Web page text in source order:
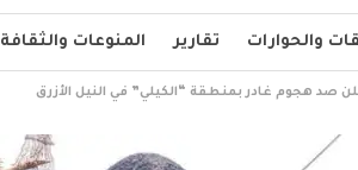
والحوارات تقارير المنوعات والثقافة
صد هجوم غادر بمنطقة “الكيلي” في النيل الأزرق